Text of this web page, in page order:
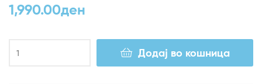
1,990.00ден
Додај во кошница